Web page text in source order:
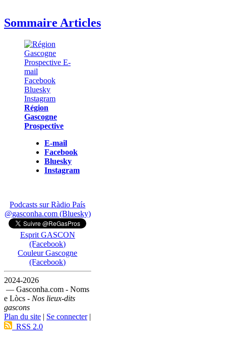
Sommaire Articles
Région
Gascogne
Prospective
E-mail
Facebook
Bluesky
Instagram
Podcasts sur Ràdio País
@gasconha.com (Bluesky)
Esprit GASCON
(Facebook)
Couleur Gascogne
(Facebook)
2024-2026
— Gasconha.com - Noms
e Lòcs - Nos lieux-dits
gascons
Plan du site | Se connecter|
RSS 2.0